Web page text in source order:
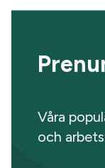
Våra
och